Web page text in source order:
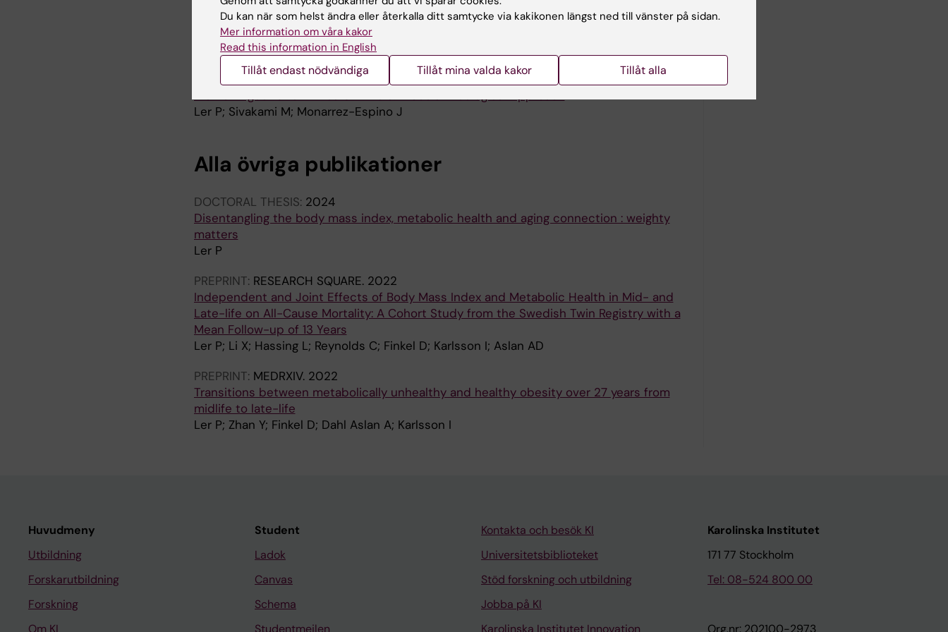
mean follow-up of 13 Years
Ler P; Li X; Hassing LB; Reynolds CA; Finkel D; Karlsson IK; Aslan AKD
ARTICLE:JOURNAL OF INTERPERSONAL VIOLENCE.
2020;35(19-20):4083-4116
Prevalence and Factors Associated With Intimate Partner Violence Among Young
Ler P; Sivakami M; Monarrez-Espino J
Alla övriga publikationer
DOCTORAL THESIS: 2024
Disentangling the body mass index, metabolic health and aging connection : weighty
matters
Ler P
PREPRINT: RESEARCH SQUARE. 2022
Independent and Joint Effects of Body Mass Index and Metabolic Health in Mid- and
Late-life on All-Cause Mortality: A Cohort Study from the Swedish Twin Registry with a
Mean Follow-up of 13 Years
Ler P; Li X; Hassing L; Reynolds C; Finkel D; Karlsson I; Aslan AD
PREPRINT: MEDRXIV. 2022
Transitions between metabolically unhealthy and healthy obesity over 27 years from
midlife to late-life
Ler P; Zhan Y; Finkel D; Dahl Aslan A; Karlsson I
Huvudmeny
Utbildning
Forskarutbildning
Forskning
Om KI
Student
Ladok
Canvas
Schema
Studentmejlen
Kontakta och besök KI
Universitetsbiblioteket
Stöd forskning och utbildning
Jobba på KI
Karolinska Institutet Innovation
Karolinska Institutet
171 77 Stockholm
Tel: 08-524 800 00
Org.nr: 202100-2973
Du kan när som helst ändra eller återkalla ditt samtycke via kakikonen längst ned till vänster på sidan.
Mer information om våra kakor
Read this information in English
Tillåt endast nödvändiga Tillåt mina valda kakor Tillåt alla